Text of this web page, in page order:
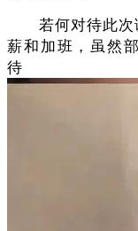
若何对待此次
薪和加班，虽然